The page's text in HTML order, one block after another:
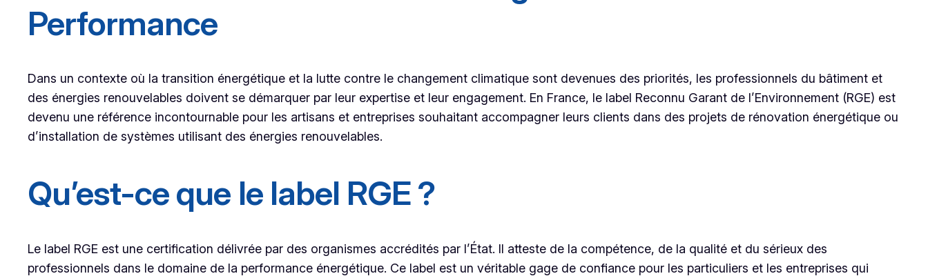
Performance
Dans un contexte où la transition énergétique et la lutte contre le changement climatique sont devenues des priorités, les professionnels du bâtiment et
des énergies renouvelables doivent se démarquer par leur expertise et leur engagement. En France, le label Reconnu Garant de l’Environnement (RGE) est
devenu une référence incontournable pour les artisans et entreprises souhaitant accompagner leurs clients dans des projets de rénovation énergétique ou
d’installation de systèmes utilisant des énergies renouvelables.
Qu’est-ce que le label RGE ?
Le label RGE est une certification délivrée par des organismes accrédités par l’État. Il atteste de la compétence, de la qualité et du sérieux des
professionnels dans le domaine de la performance énergétique. Ce label est un véritable gage de confiance pour les particuliers et les entreprises qui